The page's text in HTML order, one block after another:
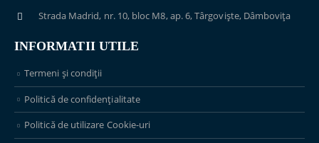
Strada Madrid, nr. 10, bloc M8, ap. 6, Târgoviște, Dâmbovița
INFORMATII UTILE
Termeni și condiții
Politică de confidențialitate
Politică de utilizare Cookie-uri